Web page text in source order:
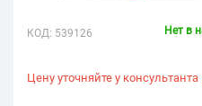
КОД: 539126 Нет в
Цену уточняйте у консультанта